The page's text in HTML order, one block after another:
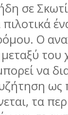
σε
πιλοτικά
Ο
του
να
ως
τα